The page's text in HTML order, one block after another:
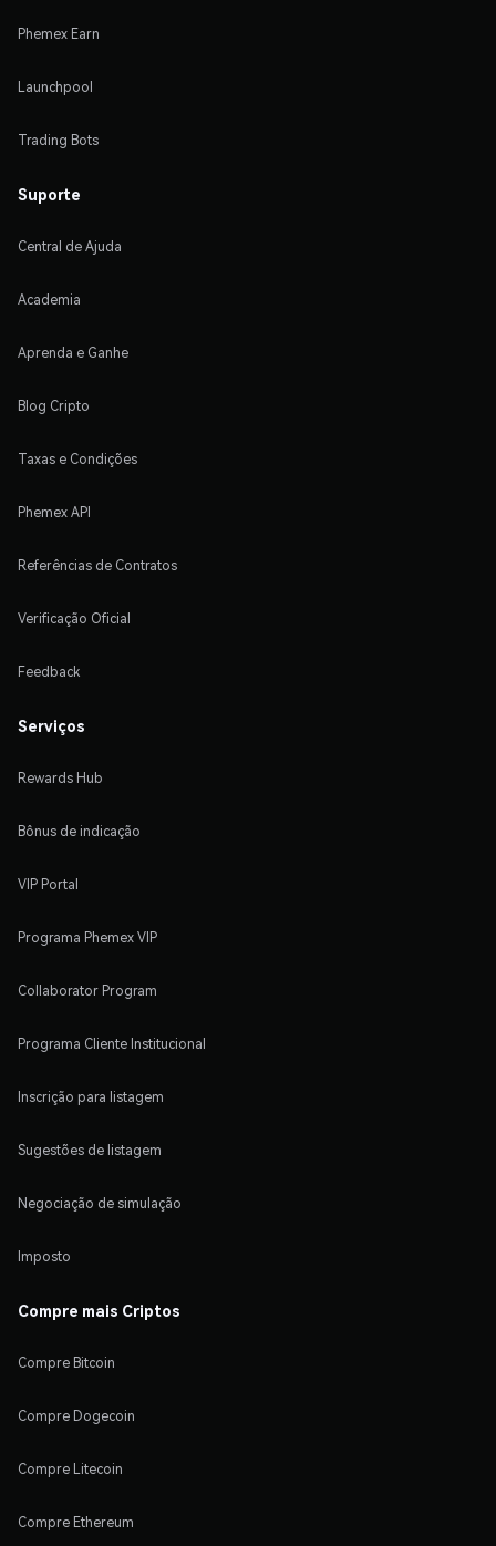
Phemex Earn
Launchpool
Trading Bots
Suporte
Central de Ajuda
Academia
Aprenda e Ganhe
Blog Cripto
Taxas e Condições
Phemex API
Referências de Contratos
Verificação Oficial
Feedback
Serviços
Rewards Hub
Bônus de indicação
VIP Portal
Programa Phemex VIP
Collaborator Program
Programa Cliente Institucional
Inscrição para listagem
Sugestões de listagem
Negociação de simulação
Imposto
Compre mais Criptos
Compre Bitcoin
Compre Dogecoin
Compre Litecoin
Compre Ethereum